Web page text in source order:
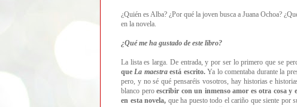
¿Quién es Alba? ¿Por qué la joven busca a Juana Ochoa?
en la novela.
¿Qué me ha gustado de este libro?
La lista es larga. De entrada, y por ser lo primero que se
que La maestraestá escrito.Ya lo comentaba durante la
pero, y no sé qué pensaréis vosotros, hay historias e
blanco pero escribir con un inmenso amor es otra cosa y
en esta novela, que ha puesto todo el cariño que siente por